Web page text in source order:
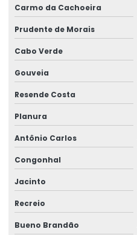
Carmo da Cachoeira
Prudente de Morais
Cabo Verde
Gouveia
Resende Costa
Planura
Antônio Carlos
Congonhal
Jacinto
Recreio
Bueno Brandão